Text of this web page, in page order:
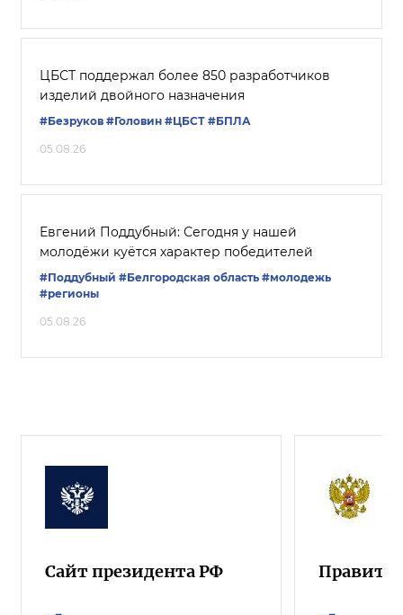
ЦБСТ поддержал более 850 разработчиков
изделий двойного назначения
#Безруков #Головин #ЦБСТ #БПЛА
05.08.26
Евгений Поддубный: Сегодня у нашей
молодёжи куётся характер победителей
#Поддубный #Белгородская область #молодежь
#регионы
05.08.26
Сайт президента РФ